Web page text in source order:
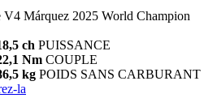
V4 Márquez 2025 World Champion
ch PUISSANCE
Nm COUPLE
kg POIDS SANS CARBURANT
la